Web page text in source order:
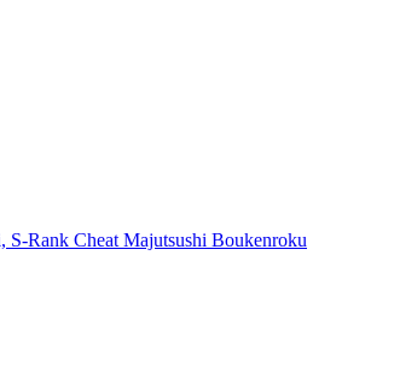
Rank Cheat Majutsushi Boukenroku